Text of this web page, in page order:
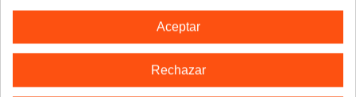
Aceptar
Rechazar